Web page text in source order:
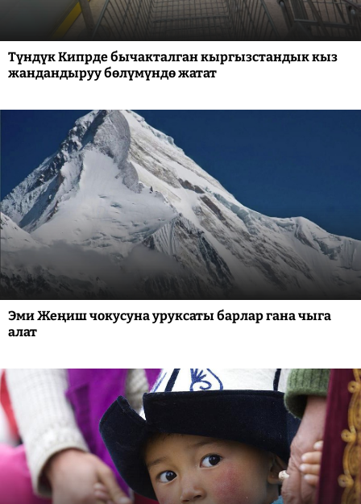
Түндүк Кипрде бычакталган кыргызстандык кыз
жандандыруу бөлүмүндө жатат
Эми Жеңиш чокусуна уруксаты барлар гана чыга
алат